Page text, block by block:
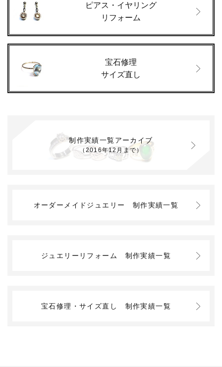
ピアス・イヤリング
リフォーム
宝石修理
サイズ直し
制作実績一覧アーカイブ
（2016年12月まで）
オーダーメイドジュエリー 制作実績一覧
ジュエリーリフォーム 制作実績一覧
宝石修理・サイズ直し 制作実績一覧